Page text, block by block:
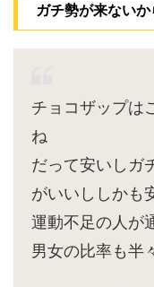
ガチ勢が来ない
チョコザップは
ね
だって安いしガ
がいいししかも
運動不足の人が
男女の比率も半